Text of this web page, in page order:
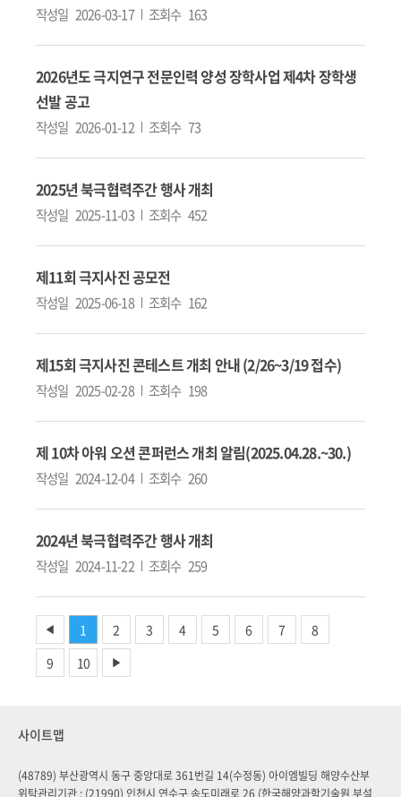
작성일 2026-03-17 조회수 163
2026년도 극지연구 전문인력 양성 장학사업 제4차 장학생
선발 공고
작성일 2026-01-12 조회수 73
2025년 북극협력주간 행사 개최
작성일 2025-11-03 조회수 452
제11회 극지사진 공모전
작성일 2025-06-18 조회수 162
제15회 극지사진 콘테스트 개최 안내 (2/26~3/19 접수)
작성일 2025-02-28 조회수 198
제 10차 아워 오션 콘퍼런스 개최 알림(2025.04.28.~30.)
작성일 2024-12-04 조회수 260
2024년 북극협력주간 행사 개최
작성일 2024-11-22 조회수 259
◀ 1 2 3 4 5 6 7
8
9
10 ▶
사이트맵
(48789) 부산광역시 동구 중앙대로 361번길 14(수정동) 아이엠빌딩 해양수산부
위탁관리기관 : (21990) 인천시 연수구 송도미래로 26 (한국해양과학기술원 부설